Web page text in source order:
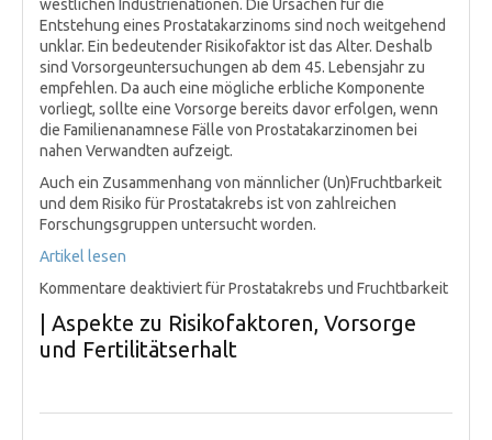
westlichen Industrienationen. Die Ursachen für die
Entstehung eines Prostatakarzinoms sind noch weitgehend
unklar. Ein bedeutender Risikofaktor ist das Alter. Deshalb
sind Vorsorgeuntersuchungen ab dem 45. Lebensjahr zu
empfehlen. Da auch eine mögliche erbliche Komponente
vorliegt, sollte eine Vorsorge bereits davor erfolgen, wenn
die Familienanamnese Fälle von Prostatakarzinomen bei
nahen Verwandten aufzeigt.
Auch ein Zusammenhang von männlicher (Un)Fruchtbarkeit
und dem Risiko für Prostatakrebs ist von zahlreichen
Forschungsgruppen untersucht worden.
Artikel lesen
Kommentare deaktiviertfür Prostatakrebs und Fruchtbarkeit
| Aspekte zu Risikofaktoren, Vorsorge
und Fertilitätserhalt